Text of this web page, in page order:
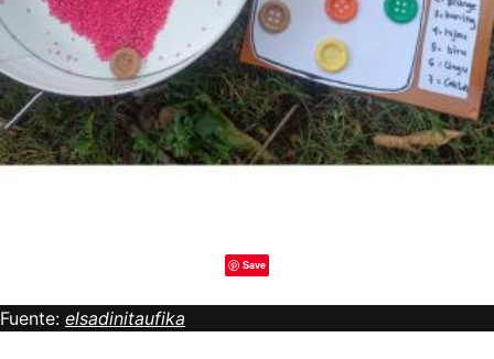
Save
Fuente: elsadinitaufika